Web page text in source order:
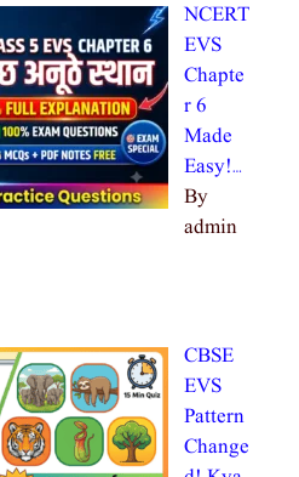
NCERT
EVS
Chapte
r 6
Made
Easy!…
By
admin
CBSE
EVS
Pattern
Change